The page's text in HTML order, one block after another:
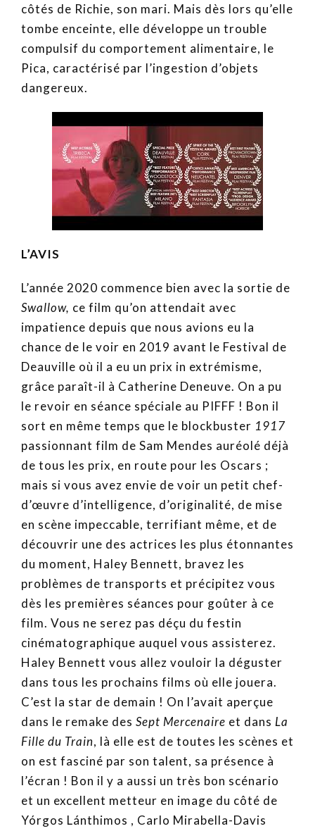
côtés de Richie, son mari. Mais dès lors qu’elle
tombe enceinte, elle développe un trouble
compulsif du comportement alimentaire, le
Pica, caractérisé par l’ingestion d’objets
dangereux.
L’AVIS
L’année 2020 commence bien avec la sortie de
Swallow, ce film qu’on attendait avec
impatience depuis que nous avions eu la
chance de le voir en 2019 avant le Festival de
Deauville où il a eu un prix in extrémisme,
grâce paraît-il à Catherine Deneuve. On a pu
le revoir en séance spéciale au PIFFF ! Bon il
sort en même temps que le blockbuster 1917
passionnant film de Sam Mendes auréolé déjà
de tous les prix, en route pour les Oscars ;
mais si vous avez envie de voir un petit chef-
d’œuvre d’intelligence, d’originalité, de mise
en scène impeccable, terrifiant même, et de
découvrir une des actrices les plus étonnantes
du moment, Haley Bennett, bravez les
problèmes de transports et précipitez vous
dès les premières séances pour goûter à ce
film. Vous ne serez pas déçu du festin
cinématographique auquel vous assisterez.
Haley Bennett vous allez vouloir la déguster
dans tous les prochains films où elle jouera.
C’est la star de demain ! On l’avait aperçue
dans le remake des Sept Mercenaire et dans La
Fille du Train, là elle est de toutes les scènes et
on est fasciné par son talent, sa présence à
l’écran ! Bon il y a aussi un très bon scénario
et un excellent metteur en image du côté de
Yórgos Lánthimos , Carlo Mirabella-Davis